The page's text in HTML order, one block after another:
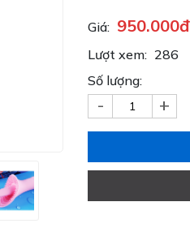
Giá: 950.000đ
Lượt xem: 286
Số lượng:
- +